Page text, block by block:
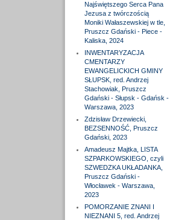
Najświętszego Serca Pana
Jezusa z twórczością
Moniki Wałaszewskiej w tle,
Pruszcz Gdański - Piece -
Kaliska, 2024
INWENTARYZACJA
CMENTARZY
EWANGELICKICH GMINY
SŁUPSK, red. Andrzej
Stachowiak, Pruszcz
Gdański - Słupsk - Gdańsk -
Warszawa, 2023
Zdzisław Drzewiecki,
BEZSENNOŚĆ, Pruszcz
Gdański, 2023
Amadeusz Majtka, LISTA
SZPARKOWSKIEGO, czyli
SZWEDZKA UKŁADANKA,
Pruszcz Gdański -
Włocławek - Warszawa,
2023
POMORZANIE ZNANI I
NIEZNANI 5, red. Andrzej